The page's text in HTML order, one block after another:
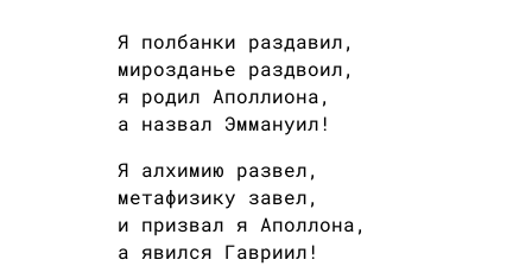
Я полбанки раздавил,
мирозданье раздвоил,
я родил Аполлиона,
а назвал Эммануил!
Я алхимию развел,
метафизику завел,
и призвал я Аполлона,
а явился Гавриил!